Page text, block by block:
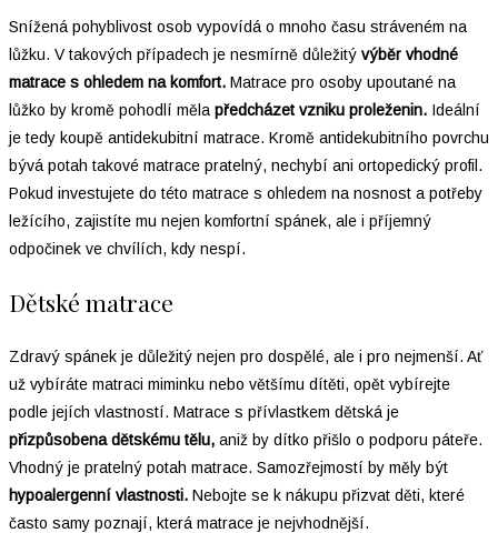
Snížená pohyblivost osob vypovídá o mnoho času stráveném na
lůžku. V takových případech je nesmírně důležitý výběr vhodné
matrace s ohledem na komfort. Matrace pro osoby upoutané na
lůžko by kromě pohodlí měla předcházet vzniku proleženin. Ideální
je tedy koupě antidekubitní matrace. Kromě antidekubitního povrchu
bývá potah takové matrace pratelný, nechybí ani ortopedický profil.
Pokud investujete do této matrace s ohledem na nosnost a potřeby
ležícího, zajistíte mu nejen komfortní spánek, ale i příjemný
odpočinek ve chvílích, kdy nespí.
Dětské matrace
Zdravý spánek je důležitý nejen pro dospělé, ale i pro nejmenší. Ať
už vybíráte matraci miminku nebo většímu dítěti, opět vybírejte
podle jejích vlastností. Matrace s přívlastkem dětská je
přizpůsobena dětskému tělu, aniž by dítko přišlo o podporu páteře.
Vhodný je pratelný potah matrace. Samozřejmostí by měly být
hypoalergenní vlastnosti. Nebojte se k nákupu přizvat děti, které
často samy poznají, která matrace je nejvhodnější.